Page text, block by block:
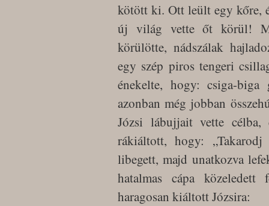
kötött ki. Ott leült egy kőre,
új világ vette őt körül!
körülötte, nádszálak
egy szép piros tengeri
énekelte, hogy: csiga-
azonban még jobban
Józsi lábujjait vette célba,
rákiáltott, hogy:
libegett, majd unatkozva
hatalmas cápa
haragosan kiáltott Józsira: